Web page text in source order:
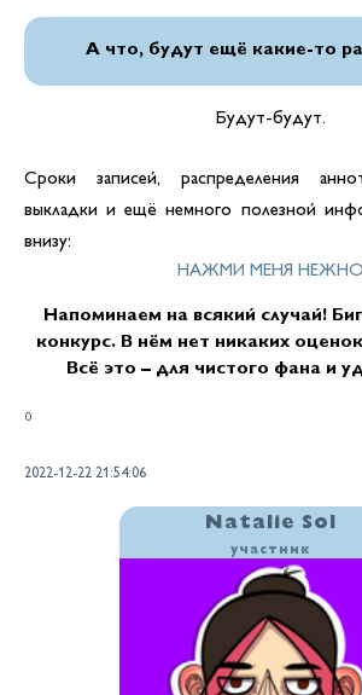
А что, будут ещё какие-то
Будут-будут.
Сроки записей, распределения
выкладки и ещё немного полезной
внизу:
НАЖМИ МЕНЯ НЕЖНО
Напоминаем на всякий случай!
конкурс. В нём нет никаких
Всё это – для чистого фана и
0
2022-12-22 21:54:06
Natalie Sol
участник